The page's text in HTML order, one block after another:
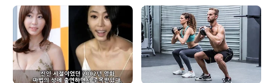
난다. 바스락길은 다산과 백련사의 혜장선사가 우정을 나
누며 오가던 길에 옛 사람들의 흔적을 구간에 보탰다. 길은
만덕산을 지나 석문산으로 이어지는데 55번 지방도로로
단절된 구간에 구름다리를 놓았다. 남도명품길의 강..